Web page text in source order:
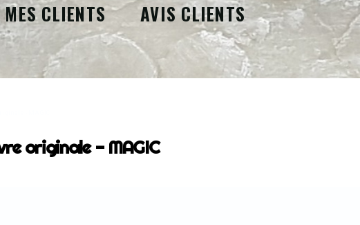
CLIENTS
AVIS CLIENTS
originale - MAGIC